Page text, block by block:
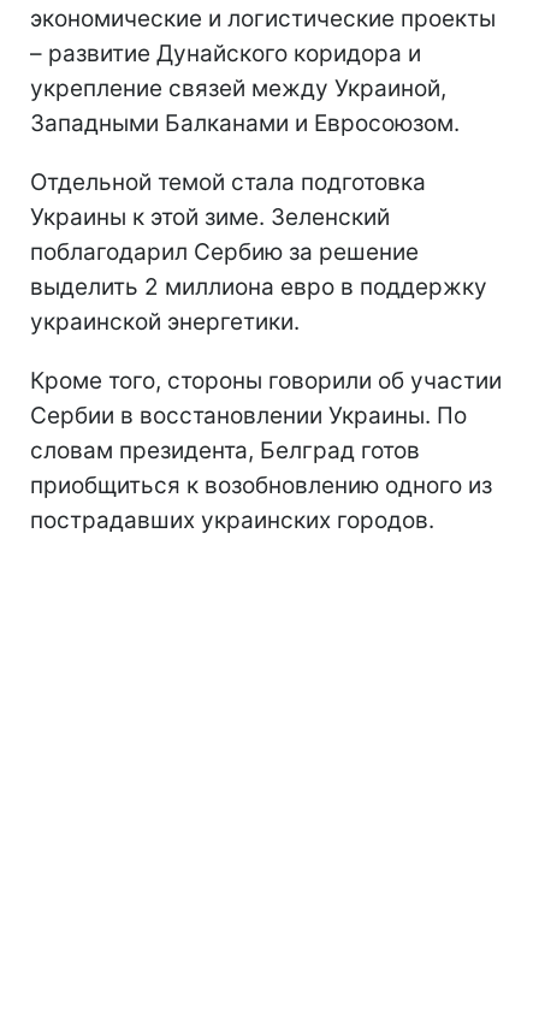
экономические и логистические проекты
– развитие Дунайского коридора и
укрепление связей между Украиной,
Западными Балканами и Евросоюзом.
Отдельной темой стала подготовка
Украины к этой зиме. Зеленский
поблагодарил Сербию за решение
выделить 2 миллиона евро в поддержку
украинской энергетики.
Кроме того, стороны говорили об участии
Сербии в восстановлении Украины. По
словам президента, Белград готов
приобщиться к возобновлению одного из
пострадавших украинских городов.